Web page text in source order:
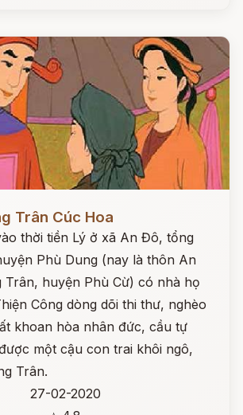
Trân Cúc Hoa
thời tiền Lý ở xã An Đô, tổng
Phù Dung (nay là thôn An
Trân, huyện Phù Cừ) có nhà họ
Công dòng dõi thi thư, nghèo
khoan hòa nhân đức, cầu tự
một cậu con trai khôi ngô,
Trân.
27-02-2020